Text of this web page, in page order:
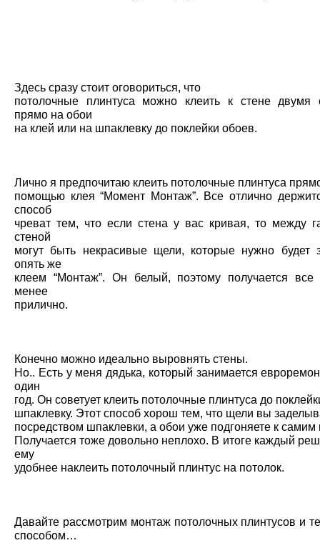
Здесь сразу стоит оговориться, что
потолочные плинтуса можно клеить к стене двумя
прямо на обои
на клей или на шпаклевку до поклейки обоев.
Лично я предпочитаю клеить потолочные плинтуса
помощью клея “Момент Монтаж”. Все отлично
способ
чреват тем, что если стена у вас кривая, то между
стеной
могут быть некрасивые щели, которые нужно будет
опять же
клеем “Монтаж”. Он белый, поэтому получается
менее
прилично.
Конечно можно идеально выровнять стены.
Но.. Есть у меня дядька, который занимается
один
год. Он советует клеить потолочные плинтуса до
шпаклевку. Этот способ хорош тем, что щели вы
посредством шпаклевки, а обои уже подгоняете к самим
Получается тоже довольно неплохо. В итоге каждый
ему
удобнее наклеить потолочный плинтус на потолок.
Давайте рассмотрим монтаж потолочных плинтусов и
способом…